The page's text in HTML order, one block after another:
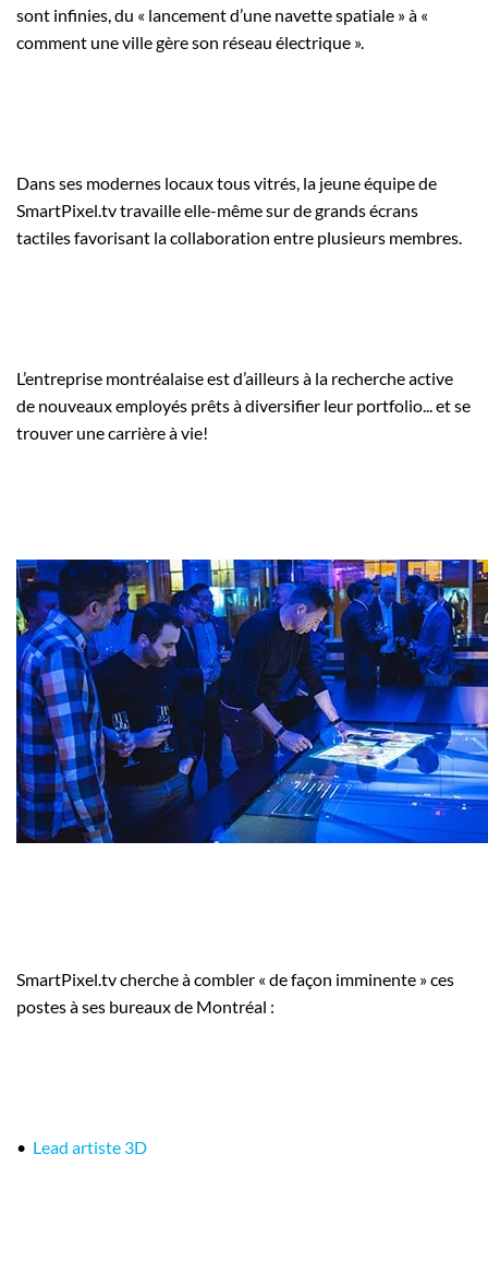
sont infinies, du « lancement d’une navette spatiale » à «
comment une ville gère son réseau électrique ».
Dans ses modernes locaux tous vitrés, la jeune équipe de
SmartPixel.tv travaille elle-même sur de grands écrans
tactiles favorisant la collaboration entre plusieurs membres.
L’entreprise montréalaise est d’ailleurs à la recherche active
de nouveaux employés prêts à diversifier leur portfolio... et se
trouver une carrière à vie!
SmartPixel.tv cherche à combler « de façon imminente » ces
postes à ses bureaux de Montréal :
• Lead artiste 3D